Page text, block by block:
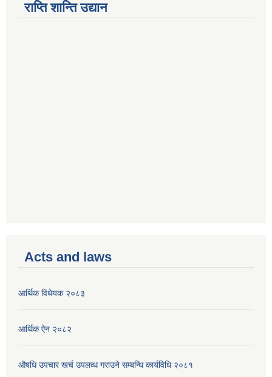
राप्ति शान्ति उद्यान
Acts and laws
आर्थिक विधेयक २०८३
आर्थिक ऐन २०८२
औषधि उपचार खर्च उपलव्ध गराउने सम्बन्धि कार्यविधि २०८१